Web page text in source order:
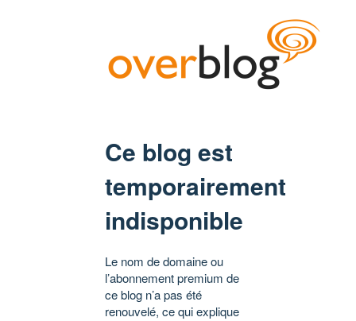
Ce blog est
temporairement
indisponible
Le nom de domaine ou
l’abonnement premium de
ce blog n’a pas été
renouvelé, ce qui explique